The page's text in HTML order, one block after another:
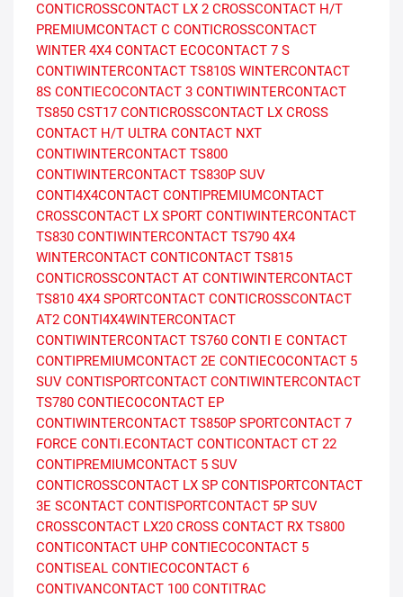
CONTICROSSCONTACT LX 2 CROSSCONTACT H/T
PREMIUMCONTACT C CONTICROSSCONTACT
WINTER 4X4 CONTACT ECOCONTACT 7 S
CONTIWINTERCONTACT TS810S WINTERCONTACT
8S CONTIECOCONTACT 3 CONTIWINTERCONTACT
TS850 CST17 CONTICROSSCONTACT LX CROSS
CONTACT H/T ULTRA CONTACT NXT
CONTIWINTERCONTACT TS800
CONTIWINTERCONTACT TS830P SUV
CONTI4X4CONTACT CONTIPREMIUMCONTACT
CROSSCONTACT LX SPORT CONTIWINTERCONTACT
TS830 CONTIWINTERCONTACT TS790 4X4
WINTERCONTACT CONTICONTACT TS815
CONTICROSSCONTACT AT CONTIWINTERCONTACT
TS810 4X4 SPORTCONTACT CONTICROSSCONTACT
AT2 CONTI4X4WINTERCONTACT
CONTIWINTERCONTACT TS760 CONTI E CONTACT
CONTIPREMIUMCONTACT 2E CONTIECOCONTACT 5
SUV CONTISPORTCONTACT CONTIWINTERCONTACT
TS780 CONTIECOCONTACT EP
CONTIWINTERCONTACT TS850P SPORTCONTACT 7
FORCE CONTI.ECONTACT CONTICONTACT CT 22
CONTIPREMIUMCONTACT 5 SUV
CONTICROSSCONTACT LX SP CONTISPORTCONTACT
3E SCONTACT CONTISPORTCONTACT 5P SUV
CROSSCONTACT LX20 CROSS CONTACT RX TS800
CONTICONTACT UHP CONTIECOCONTACT 5
CONTISEAL CONTIECOCONTACT 6
CONTIVANCONTACT 100 CONTITRAC